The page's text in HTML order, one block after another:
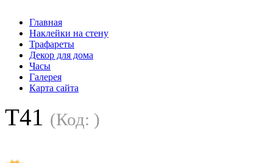
Главная
Наклейки на стену
Трафареты
Декор для дома
Часы
Галерея
Карта сайта
T41 (Код: )